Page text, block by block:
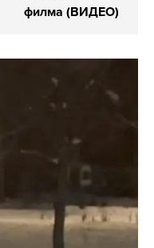
филма (ВИДЕО)